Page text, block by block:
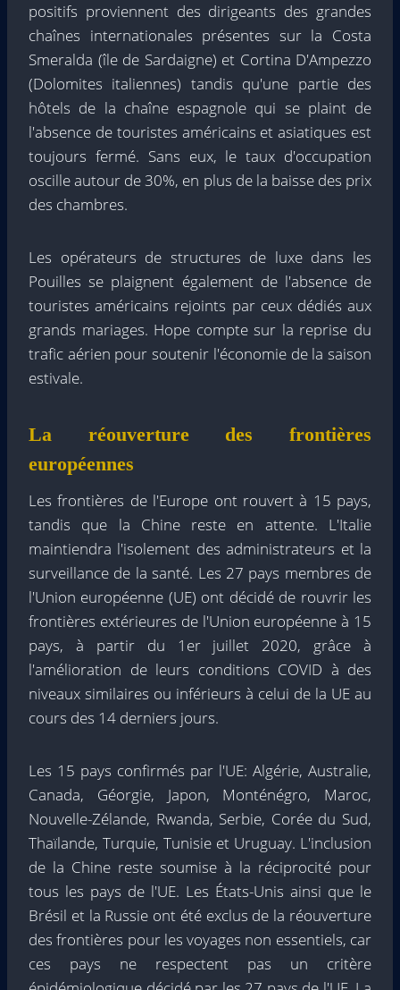
positifs proviennent des dirigeants des grandes
chaînes internationales présentes sur la Costa
Smeralda (île de Sardaigne) et Cortina D'Ampezzo
(Dolomites italiennes) tandis qu'une partie des
hôtels de la chaîne espagnole qui se plaint de
l'absence de touristes américains et asiatiques est
toujours fermé. Sans eux, le taux d'occupation
oscille autour de 30%, en plus de la baisse des prix
des chambres.
Les opérateurs de structures de luxe dans les
Pouilles se plaignent également de l'absence de
touristes américains rejoints par ceux dédiés aux
grands mariages. Hope compte sur la reprise du
trafic aérien pour soutenir l'économie de la saison
estivale.
La réouverture des frontières
européennes
Les frontières de l'Europe ont rouvert à 15 pays,
tandis que la Chine reste en attente. L'Italie
maintiendra l'isolement des administrateurs et la
surveillance de la santé. Les 27 pays membres de
l'Union européenne (UE) ont décidé de rouvrir les
frontières extérieures de l'Union européenne à 15
pays, à partir du 1er juillet 2020, grâce à
l'amélioration de leurs conditions COVID à des
niveaux similaires ou inférieurs à celui de la UE au
cours des 14 derniers jours.
Les 15 pays confirmés par l'UE: Algérie, Australie,
Canada, Géorgie, Japon, Monténégro, Maroc,
Nouvelle-Zélande, Rwanda, Serbie, Corée du Sud,
Thaïlande, Turquie, Tunisie et Uruguay. L'inclusion
de la Chine reste soumise à la réciprocité pour
tous les pays de l'UE. Les États-Unis ainsi que le
Brésil et la Russie ont été exclus de la réouverture
des frontières pour les voyages non essentiels, car
ces pays ne respectent pas un critère